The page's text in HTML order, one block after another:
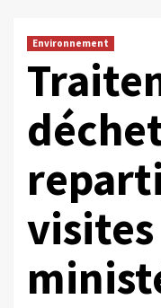
Environnement
visites